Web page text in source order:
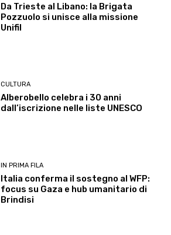
Da Trieste al Libano: la Brigata
Pozzuolo si unisce alla missione
Unifil
CULTURA
Alberobello celebra i 30 anni
dall’iscrizione nelle liste UNESCO
IN PRIMA FILA
Italia conferma il sostegno al WFP:
focus su Gaza e hub umanitario di
Brindisi